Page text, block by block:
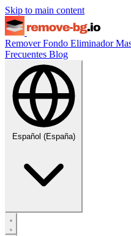
Skip to main content
Remover Fondo Eliminador
Frecuentes Blog
Español (España)